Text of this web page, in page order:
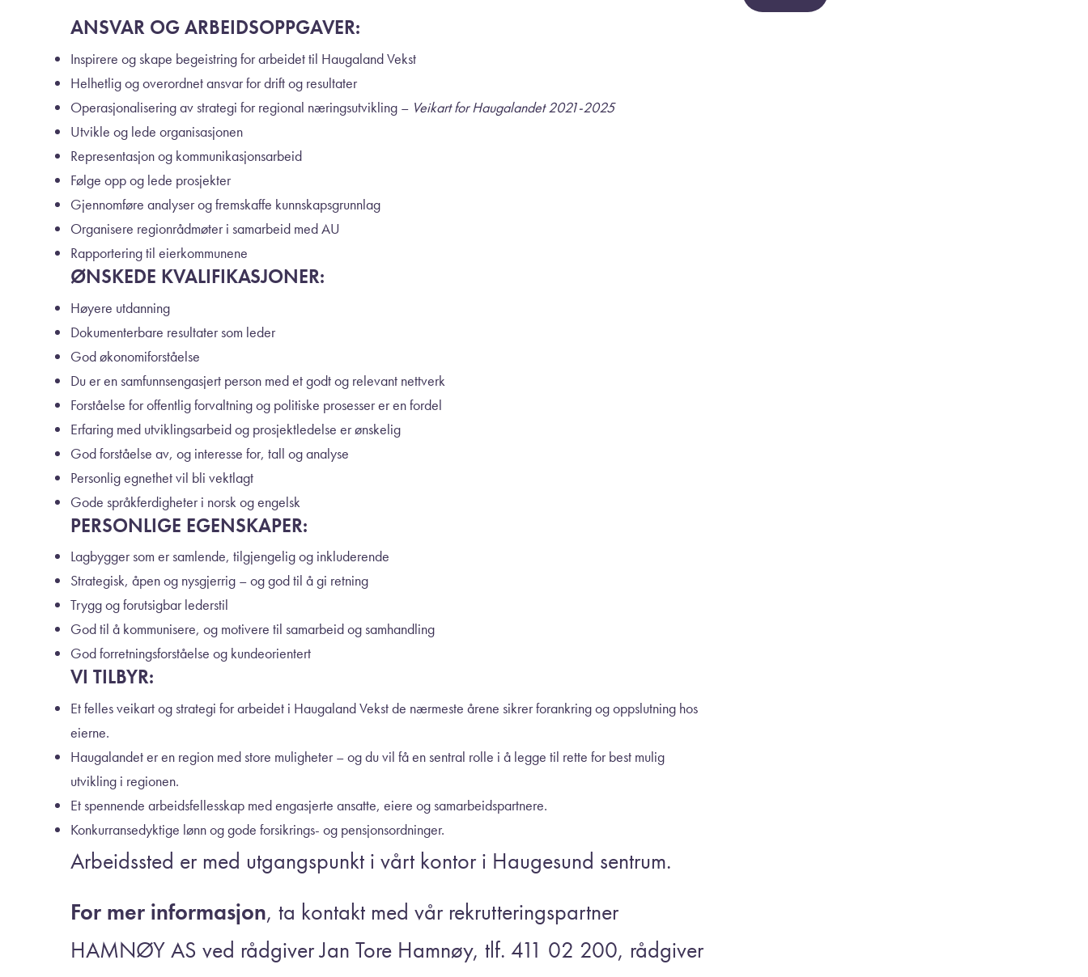
ANSVAR OG ARBEIDSOPPGAVER:
Inspirere og skape begeistring for arbeidet til Haugaland Vekst
Helhetlig og overordnet ansvar for drift og resultater
Operasjonalisering av strategi for regional næringsutvikling – Veikart for Haugalandet 2021-2025
Utvikle og lede organisasjonen
Representasjon og kommunikasjonsarbeid
Følge opp og lede prosjekter
Gjennomføre analyser og fremskaffe kunnskapsgrunnlag
Organisere regionrådmøter i samarbeid med AU
Rapportering til eierkommunene
ØNSKEDE KVALIFIKASJONER:
Høyere utdanning
Dokumenterbare resultater som leder
God økonomiforståelse
Du er en samfunnsengasjert person med et godt og relevant nettverk
Forståelse for offentlig forvaltning og politiske prosesser er en fordel
Erfaring med utviklingsarbeid og prosjektledelse er ønskelig
God forståelse av, og interesse for, tall og analyse
Personlig egnethet vil bli vektlagt
Gode språkferdigheter i norsk og engelsk
PERSONLIGE EGENSKAPER:
Lagbygger som er samlende, tilgjengelig og inkluderende
Strategisk, åpen og nysgjerrig – og god til å gi retning
Trygg og forutsigbar lederstil
God til å kommunisere, og motivere til samarbeid og samhandling
God forretningsforståelse og kundeorientert
VI TILBYR:
Et felles veikart og strategi for arbeidet i Haugaland Vekst de nærmeste årene sikrer forankring og oppslutning hos
eierne.
Haugalandet er en region med store muligheter – og du vil få en sentral rolle i å legge til rette for best mulig
utvikling i regionen.
Et spennende arbeidsfellesskap med engasjerte ansatte, eiere og samarbeidspartnere.
Konkurransedyktige lønn og gode forsikrings- og pensjonsordninger.
Arbeidssted er med utgangspunkt i vårt kontor i Haugesund sentrum.
For mer informasjon, ta kontakt med vår rekrutteringspartner
HAMNØY AS ved rådgiver Jan Tore Hamnøy, tlf. 411 02 200, rådgiver